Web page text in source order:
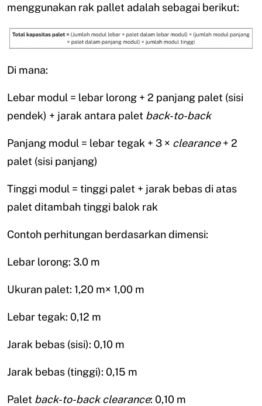
menggunakan rak pallet adalah sebagai berikut:
Di mana:
Lebar modul = lebar lorong + 2 panjang palet (sisi
pendek) + jarak antara palet back-to-back
Panjang modul = lebar tegak + 3 × clearance+ 2
palet (sisi panjang)
Tinggi modul = tinggi palet + jarak bebas di atas
palet ditambah tinggi balok rak
Contoh perhitungan berdasarkan dimensi:
Lebar lorong: 3.0 m
Ukuran palet: 1,20 m× 1,00 m
Lebar tegak: 0,12 m
Jarak bebas (sisi): 0,10 m
Jarak bebas (tinggi): 0,15 m
Palet back-to-back clearance: 0,10 m